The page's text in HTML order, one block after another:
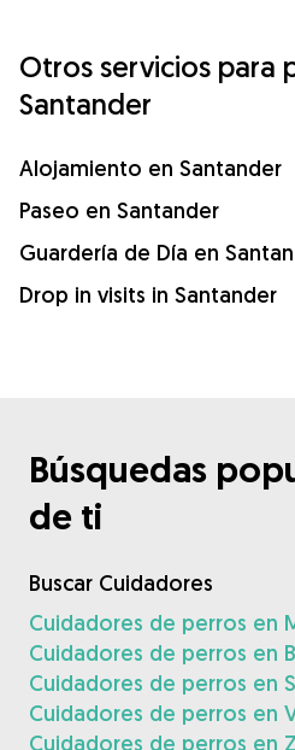
Otros servicios para
Santander
Alojamiento en Santander
Paseo en Santander
Guardería de Día en
Drop in visits in Santander
Búsquedas
de ti
Buscar Cuidadores
Cuidadores de perros en
Cuidadores de perros en
Cuidadores de perros en
Cuidadores de perros en
Cuidadores de perros en